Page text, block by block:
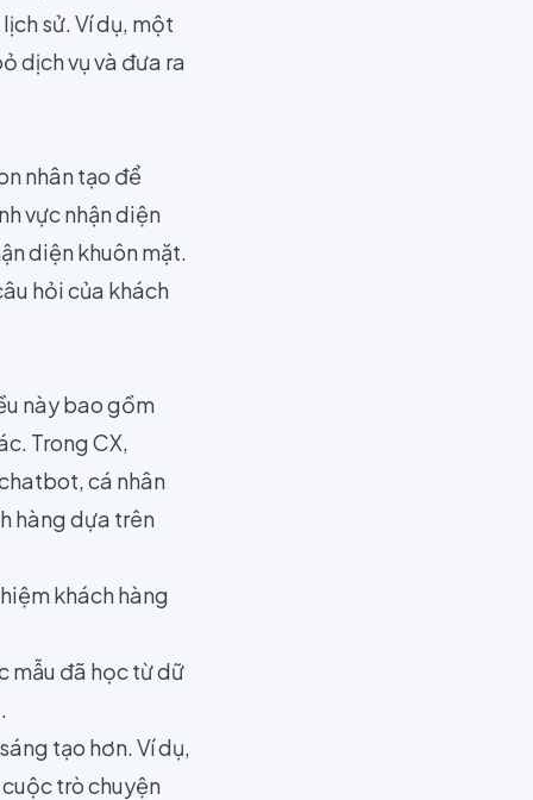
sử. Ví dụ, một
dịch vụ và đưa ra
nhân tạo để
vực nhận diện
diện khuôn mặt.
hỏi của khách
này bao gồm
Trong CX,
cá nhân
hàng dựa trên
khách hàng
mẫu đã học từ dữ
tạo hơn. Ví dụ,
trò chuyện